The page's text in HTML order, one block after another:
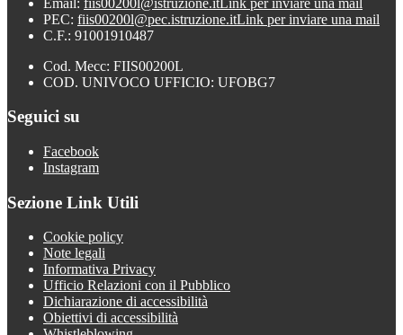
PEC: fiis00200l@pec.istruzione.itLink per inviare una mail
C.F.: 91001910487
Cod. Mecc: FIIS00200L
COD. UNIVOCO UFFICIO: UFOBG7
Seguici su
Facebook
Instagram
Sezione Link Utili
Cookie policy
Note legali
Informativa Privacy
Ufficio Relazioni con il Pubblico
Dichiarazione di accessibilità
Obiettivi di accessibilità